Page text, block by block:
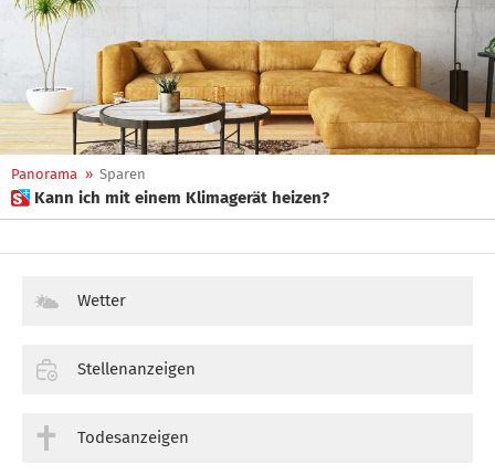
Panorama » Sparen
 Kann ich mit einem Klimagerät heizen?
Wetter
Stellenanzeigen
Todesanzeigen